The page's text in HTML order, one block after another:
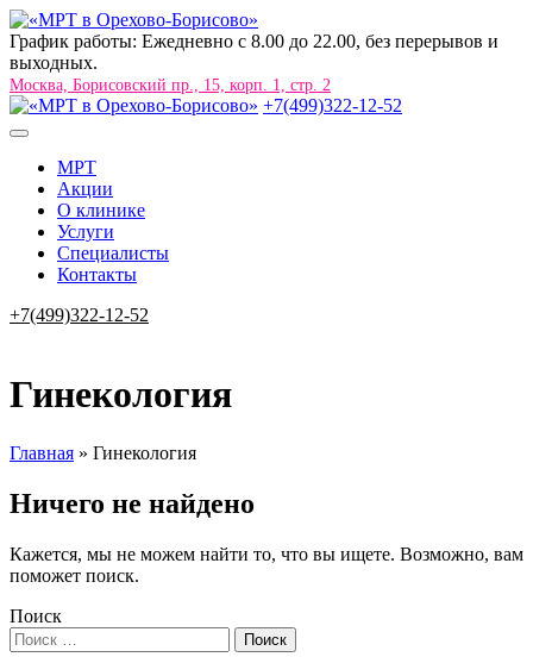
График работы: Ежедневно с 8.00 до 22.00, без перерывов и
выходных.
Москва, Борисовский пр., 15, корп. 1, стр. 2
+7(499)322-12-52
МРТ
Акции
О клинике
Услуги
Специалисты
Контакты
+7(499)322-12-52
Гинекология
Главная » Гинекология
Ничего не найдено
Кажется, мы не можем найти то, что вы ищете. Возможно, вам
поможет поиск.
Поиск